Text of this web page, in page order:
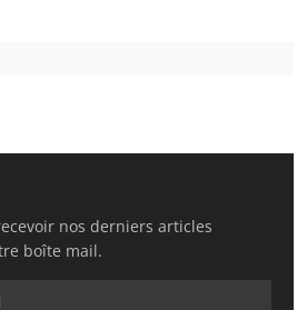
nos derniers articles
boîte mail.